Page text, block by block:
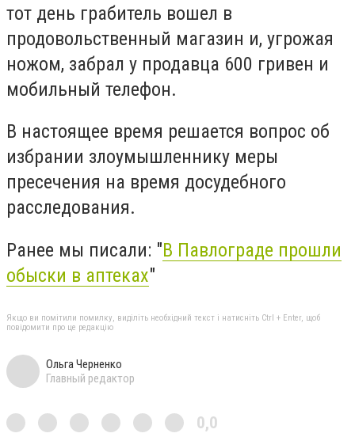
тот день грабитель вошел в
продовольственный магазин и, угрожая
ножом, забрал у продавца 600 гривен и
мобильный телефон.
В настоящее время решается вопрос об
избрании злоумышленнику меры
пресечения на время досудебного
расследования.
Ранее мы писали: "В Павлограде прошли
обыски в аптеках"
Якщо ви помітили помилку, виділіть необхідний текст і натисніть Ctrl + Enter, щоб
повідомити про це редакцію
Ольга Черненко
Главный редактор
0,0